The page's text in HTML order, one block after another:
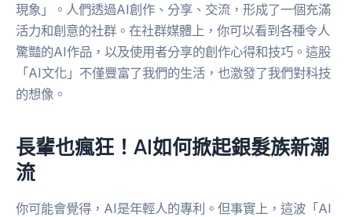
現象」。人們透過AI創作、分享、交流，形成了一個充滿
活力和創意的社群。在社群媒體上，你可以看到各種令人
驚豔的AI作品，以及使用者分享的創作心得和技巧。這股
「AI文化」不僅豐富了我們的生活，也激發了我們對科技
的想像。
長輩也瘋狂！AI如何掀起銀髮族新潮
流
你可能會覺得，AI是年輕人的專利。但事實上，這波「AI